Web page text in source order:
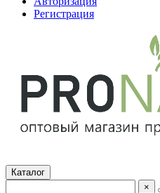
Регистрация
Каталог
×